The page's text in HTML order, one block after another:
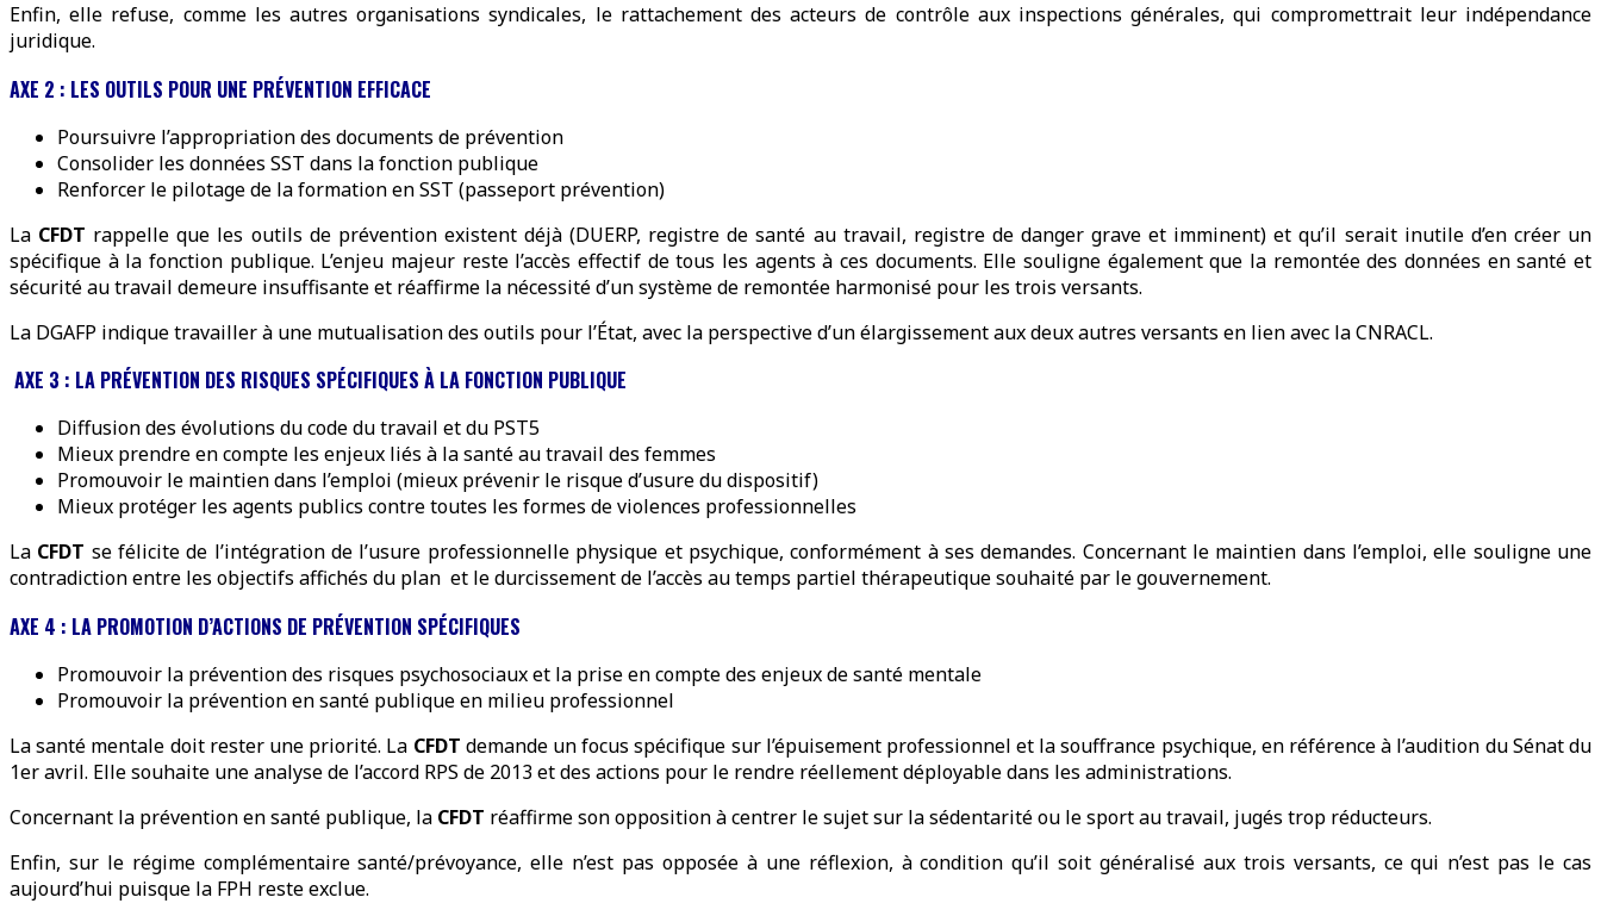
Enfin, elle refuse, comme les autres organisations syndicales, le rattachement des acteurs de contrôle aux inspections générales, qui compromettrait leur indépendance
juridique.
AXE 2 : LES OUTILS POUR UNE PRÉVENTION EFFICACE
Poursuivre l’appropriation des documents de prévention
Consolider les données SST dans la fonction publique
Renforcer le pilotage de la formation en SST (passeport prévention)
La CFDT rappelle que les outils de prévention existent déjà (DUERP, registre de santé au travail, registre de danger grave et imminent) et qu’il serait inutile d’en créer un
spécifique à la fonction publique. L’enjeu majeur reste l’accès effectif de tous les agents à ces documents. Elle souligne également que la remontée des données en santé et
sécurité au travail demeure insuffisante et réaffirme la nécessité d’un système de remontée harmonisé pour les trois versants.
La DGAFP indique travailler à une mutualisation des outils pour l’État, avec la perspective d’un élargissement aux deux autres versants en lien avec la CNRACL.
AXE 3 : LA PRÉVENTION DES RISQUES SPÉCIFIQUES À LA FONCTION PUBLIQUE
Diffusion des évolutions du code du travail et du PST5
Mieux prendre en compte les enjeux liés à la santé au travail des femmes
Promouvoir le maintien dans l’emploi (mieux prévenir le risque d’usure du dispositif)
Mieux protéger les agents publics contre toutes les formes de violences professionnelles
La CFDT se félicite de l’intégration de l’usure professionnelle physique et psychique, conformément à ses demandes. Concernant le maintien dans l’emploi, elle souligne une
contradiction entre les objectifs affichés du plan et le durcissement de l’accès au temps partiel thérapeutique souhaité par le gouvernement.
AXE 4 : LA PROMOTION D’ACTIONS DE PRÉVENTION SPÉCIFIQUES
Promouvoir la prévention des risques psychosociaux et la prise en compte des enjeux de santé mentale
Promouvoir la prévention en santé publique en milieu professionnel
La santé mentale doit rester une priorité. La CFDT demande un focus spécifique sur l’épuisement professionnel et la souffrance psychique, en référence à l’audition du Sénat du
1er avril. Elle souhaite une analyse de l’accord RPS de 2013 et des actions pour le rendre réellement déployable dans les administrations.
Concernant la prévention en santé publique, la CFDT réaffirme son opposition à centrer le sujet sur la sédentarité ou le sport au travail, jugés trop réducteurs.
Enfin, sur le régime complémentaire santé/prévoyance, elle n’est pas opposée à une réflexion, à condition qu’il soit généralisé aux trois versants, ce qui n’est pas le cas
aujourd’hui puisque la FPH reste exclue.